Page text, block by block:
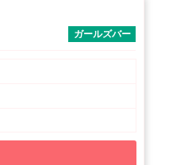
ガールズバー